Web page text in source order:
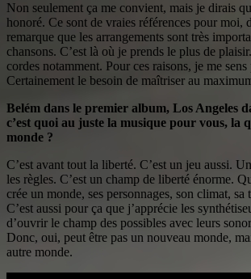
Non seulement ça me convient, mais je dirais
honoré. Ce sont de vraies références pour moi,
remarque que les arrangements sont très
chansons. C’est là où je prends le plus de
cordes notamment. Pour ces raisons, je me sens
Certainement le besoin de maîtriser au
Belém dans le premier album, Los Angeles
c’est quoi au juste la musique pour vous, la
monde ?
C’est avant tout la liberté. C’est un jeu aussi.
les règles. C’est un champ de liberté énorme.
crée un monde, ses personnages, son climat,
C’est aussi pour ça que j’apprécie les
d’ouvrir le champ des possibles avec leurs
Donc, oui, peut être pas un nouveau monde,
autre monde.